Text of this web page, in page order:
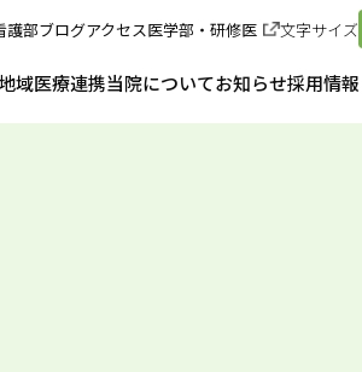
護部ブログアクセス医学部・研修医 文字サイズ
地域医療連携当院についてお知らせ採用情報